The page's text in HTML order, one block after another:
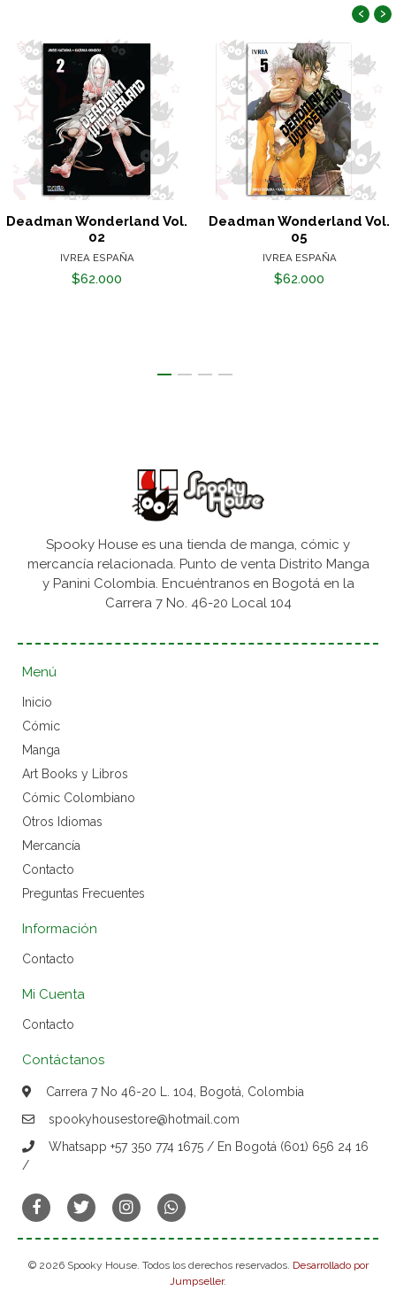
Deadman Wonderland Vol.
02
IVREA ESPAÑA
$62.000
Deadman Wonderland Vol.
05
IVREA ESPAÑA
$62.000
‹ ›
Spooky House es una tienda de manga, cómic y
mercancía relacionada. Punto de venta Distrito Manga
y Panini Colombia. Encuéntranos en Bogotá en la
Carrera 7 No. 46-20 Local 104
Menú
Inicio
Cómic
Manga
Art Books y Libros
Cómic Colombiano
Otros Idiomas
Mercancía
Contacto
Preguntas Frecuentes
Información
Contacto
Mi Cuenta
Contacto
Contáctanos
Carrera 7 No 46-20 L. 104, Bogotá, Colombia
spookyhousestore@hotmail.com
Whatsapp +57 350 774 1675 / En Bogotá (601) 656 24 16
/
© 2026 Spooky House. Todos los derechos reservados. Desarrollado por
Jumpseller.